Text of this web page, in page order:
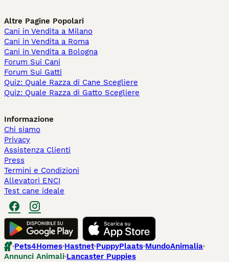
Altre Pagine Popolari
Cani in Vendita a Milano
Cani in Vendita a Roma
Cani in Vendita a Bologna
Forum Sui Cani
Forum Sui Gatti
Quiz: Quale Razza di Cane Scegliere
Quiz: Quale Razza di Gatto Scegliere
Informazione
Chi siamo
Privacy
Assistenza Clienti
Press
Termini e Condizioni
Allevatori ENCI
Test cane ideale
Pets4Homes Hastnet PuppyPlaats MundoAnimalia
Annunci Animali Lancaster Puppies